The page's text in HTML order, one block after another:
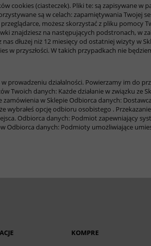
cookies (ciasteczek). Pliki te: są zapisywane
są w celach: zapamiętywania Twojej
możesz skorzystać z pliku
znajdziesz na następujących podstronach, w
dłużej niż 12 miesięcy od ostatniej wizyty w
w przyszłości. W takich przypadkach nie
prowadzeniu działalności. Powierzamy im do
Twoich danych: Każde działanie w związku ze
zamówienia w Sklepie Odbiorca danych:
opcję odbioru osobistego .
Odbiorca danych: Podmiot zapewniający
Odbiorca danych: Podmioty umożliwiające
KOMPRE